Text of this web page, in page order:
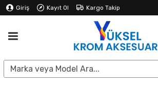
Giriş Kayıt Ol Kargo Takip